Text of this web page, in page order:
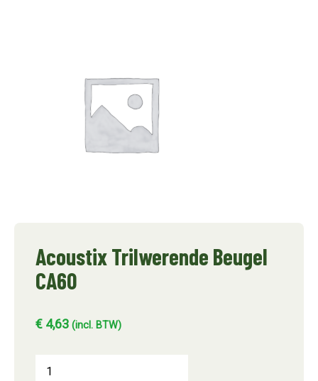
Acoustix Trilwerende Beugel
CA60
€ 4,63 (incl. BTW)